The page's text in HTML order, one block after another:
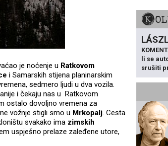
je noćenje u Ratkovom
i Samarskih stijena planinarskim
sedmero ljudi u dva vozila.
i čekaju nas u Ratkovom
ostalo dovoljno vremena za
vožnje stigli smo u Mrkopalj. Cesta
svakako ima zimskih
uspješno prelaze zaleđene utore,
li se
srušiti